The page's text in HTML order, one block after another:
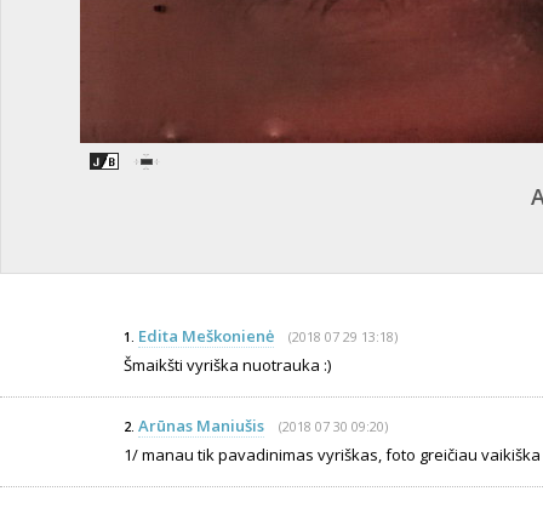
1. Edita Meškonienė (2018 07 29 13:18)
Šmaikšti vyriška nuotrauka :)
2. Arūnas Maniušis (2018 07 30 09:20)
1/ manau tik pavadinimas vyriškas, foto greičiau vaikiška